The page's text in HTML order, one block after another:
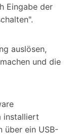
Eingabe der
auslösen,
und die
installiert
über ein USB-